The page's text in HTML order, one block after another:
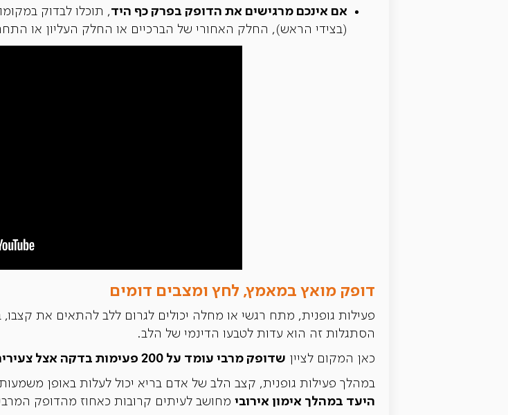
אם אינכם מרגישים את הדופק בפרק כף היד, תוכלו לבדוק
(בצידי הראש), החלק האחורי של הברכיים או החלק העליון או
דופק מואץ במאמץ, לחץ ומצבים דומים
פעילות גופנית, מתח רגשי או מחלה יכולים לגרום ללב להתאים את קצבו,
הסתגלות זה הוא עדות לטבעו הדינמי של הלב.
כאן המקום לציין שדופק מרבי עומד על 200 פעימות בדקה אצל צעירים
במהלך פעילות גופנית, קצב הלב של אדם בריא יכול לעלות באופן
היעד במהלך אימון אירובי מחושב לעיתים קרובות כאחוז מהדופק